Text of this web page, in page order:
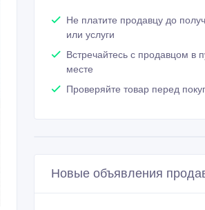
Не платите продавцу до
или услуги
Встречайтесь с продавцом в
месте
Проверяйте товар перед
Новые объявления